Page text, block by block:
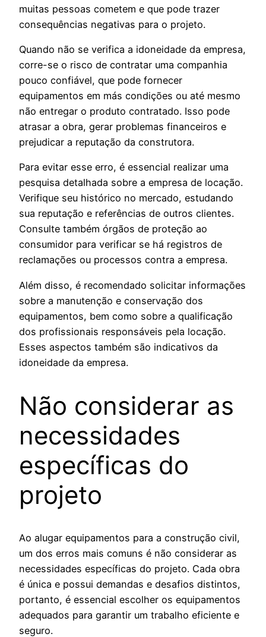
muitas pessoas cometem e que pode trazer
consequências negativas para o projeto.
Quando não se verifica a idoneidade da empresa,
corre-se o risco de contratar uma companhia
pouco confiável, que pode fornecer
equipamentos em más condições ou até mesmo
não entregar o produto contratado. Isso pode
atrasar a obra, gerar problemas financeiros e
prejudicar a reputação da construtora.
Para evitar esse erro, é essencial realizar uma
pesquisa detalhada sobre a empresa de locação.
Verifique seu histórico no mercado, estudando
sua reputação e referências de outros clientes.
Consulte também órgãos de proteção ao
consumidor para verificar se há registros de
reclamações ou processos contra a empresa.
Além disso, é recomendado solicitar informações
sobre a manutenção e conservação dos
equipamentos, bem como sobre a qualificação
dos profissionais responsáveis pela locação.
Esses aspectos também são indicativos da
idoneidade da empresa.
Não considerar as
necessidades
específicas do
projeto
Ao alugar equipamentos para a construção civil,
um dos erros mais comuns é não considerar as
necessidades específicas do projeto. Cada obra
é única e possui demandas e desafios distintos,
portanto, é essencial escolher os equipamentos
adequados para garantir um trabalho eficiente e
seguro.